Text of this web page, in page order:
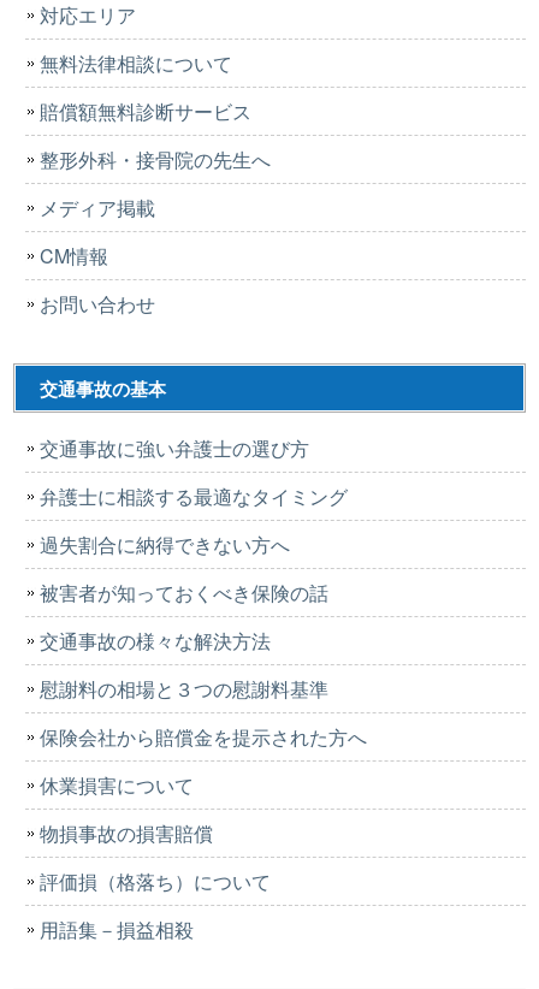
対応エリア
無料法律相談について
賠償額無料診断サービス
整形外科・接骨院の先生へ
メディア掲載
CM情報
お問い合わせ
交通事故の基本
交通事故に強い弁護士の選び方
弁護士に相談する最適なタイミング
過失割合に納得できない方へ
被害者が知っておくべき保険の話
交通事故の様々な解決方法
慰謝料の相場と３つの慰謝料基準
保険会社から賠償金を提示された方へ
休業損害について
物損事故の損害賠償
評価損（格落ち）について
用語集－損益相殺